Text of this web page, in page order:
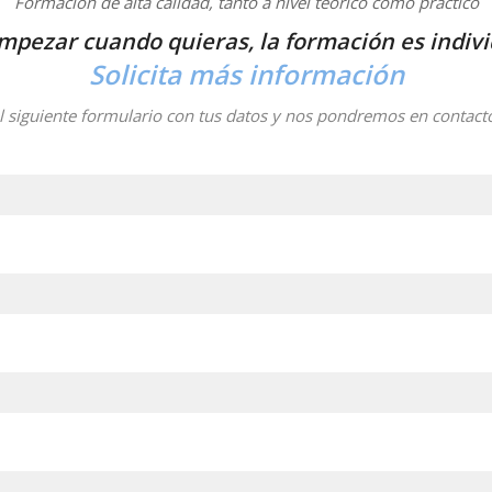
cuando quieras, la formación es
Solicita más información
siguiente formulario con tus datos y nos pondremos en